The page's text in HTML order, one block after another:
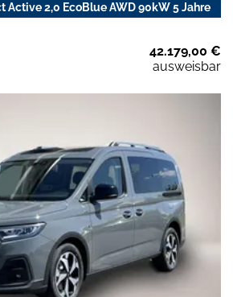
Active 2,0 EcoBlue AWD 90kW 5 Jahre
42.179,00 €
ausweisbar